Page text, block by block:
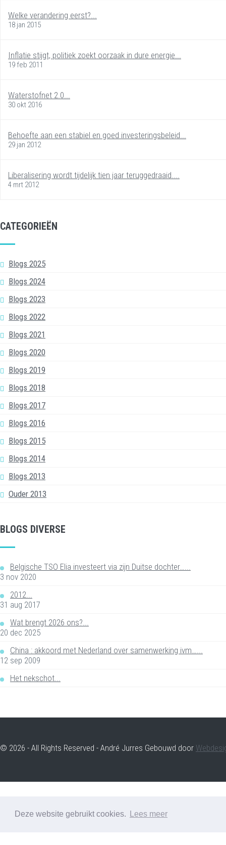
Deze website gebruikt cookies. Lees meer
Welke verandering eerst?...
18 jan 2015
Inflatie stijgt, politiek zoekt oorzaak in dure energie...
19 feb 2011
Waterstofnet 2.0...
30 okt 2016
Behoefte aan een stabiel en goed investeringsbeleid...
29 jan 2012
Liberalisering wordt tijdelijk tien jaar teruggedraaid....
4 mrt 2012
CATEGORIEËN
Blogs 2025
Blogs 2024
Blogs 2023
Blogs 2022
Blogs 2021
Blogs 2020
Blogs 2019
Blogs 2018
Blogs 2017
Blogs 2016
Blogs 2015
Blogs 2014
Blogs 2013
Ouder 2013
BLOGS DIVERSE
Belgische TSO Elia investeert via zijn Duitse dochter…...
3 nov 2020
2012...
31 aug 2017
Wat brengt 2026 ons?...
20 dec 2025
China : akkoord met Nederland over samenwerking ivm…...
12 sep 2009
Het nekschot...
© 2026 - All Rights Reserved - André Jurres Gebouwd door